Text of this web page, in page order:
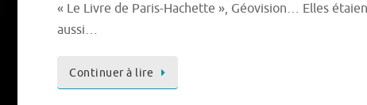
« Le Livre de Paris-Hachette », Géovision… Elles
aussi…
Continuer à lire